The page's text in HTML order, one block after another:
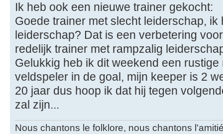
Ik heb ook een nieuwe trainer gekocht:
Goede trainer met slecht leiderschap,
leiderschap? Dat is een verbetering
redelijk trainer met rampzalig
Gelukkig heb ik dit weekend een
veldspeler in de goal, mijn keeper is 2
20 jaar dus hoop ik dat hij tegen
zal zijn...
Nous chantons le folklore, nous chantons